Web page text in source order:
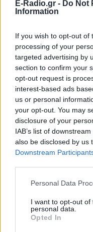
E-Radio.gr - Do Not
Information
If you wish to opt-out of
processing of your
targeted advertising by
section to confirm your
opt-out request is
interest-based ads
us or personal
your opt-out. You may
disclosure of your
IAB’s list of
also be disclosed by us
Downstream
Personal Data
I want to opt-out
personal data.
Opted In
Ακολουθήστε
Για ακόμη
ειδήσεωντου E-
Ακολουθήστε το